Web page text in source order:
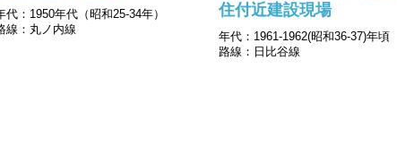
代：1950年代（昭和25-34年）
線：丸ノ内線
住付近建設現場
年代：1961-1962(昭和36-37)年頃
路線：日比谷線